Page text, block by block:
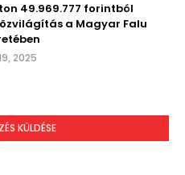
49.969.777 forintból
a Magyar Falu
2025
KÜLDÉSE